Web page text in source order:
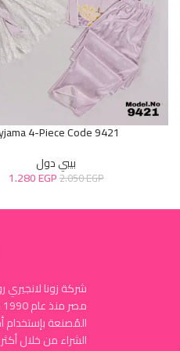
4-Piece Code 9421
بيبي دول
2.050EGP
1.280EGP
شركة زونا لانجيري
المُصنعة بإستخدام